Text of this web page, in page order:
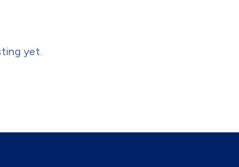
yet.